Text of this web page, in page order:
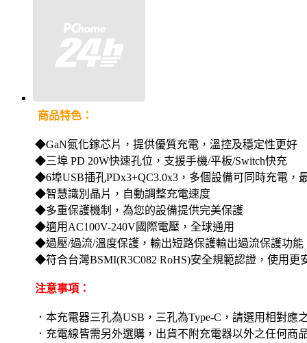
商品特色：
◆GaN氮化鎵芯片，提供優質充電，溫控及穩定性更好
◆三埠 PD 20W快速孔位，支援手機/平板/Switch快充
◆6埠USB插孔PDx3+QC3.0x3，多個設備可同時充電，
◆智慧識別晶片，自動調整充電速度
◆多重保護機制，為您的設備提供完美保護
◆適用AC100V-240V國際電壓，全球通用
◆過壓/過流/溫度保護，輸出短路保護輸出過流保護功能
◆符合台灣BSMI(R3C082 RoHS)安全規範認證，使用更
注意事項：
．本充電器三孔為USB，三孔為Type-C，請選用相對應
．充電線皆需另外選購，出貨不附充電器以外之任何